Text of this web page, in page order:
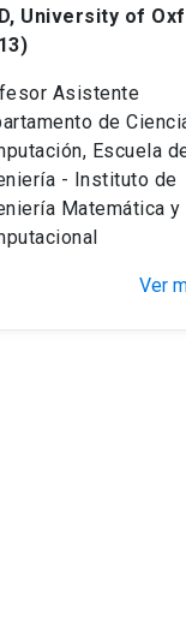
University of
Asistente
de
Escuela
- Instituto de
Matemática y
Ver